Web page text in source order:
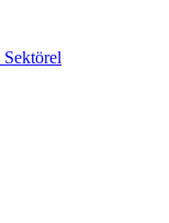
Sektörel